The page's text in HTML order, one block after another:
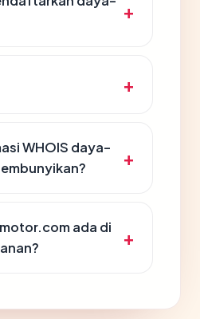
WHOIS daya-
ada di